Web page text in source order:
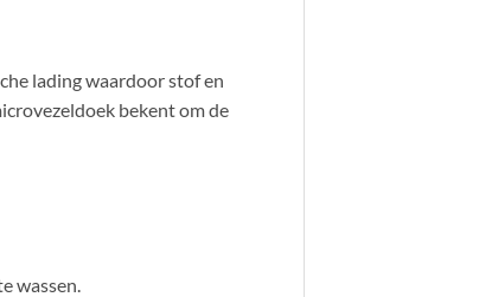
lading waardoor stof en
bekent om de
wassen.